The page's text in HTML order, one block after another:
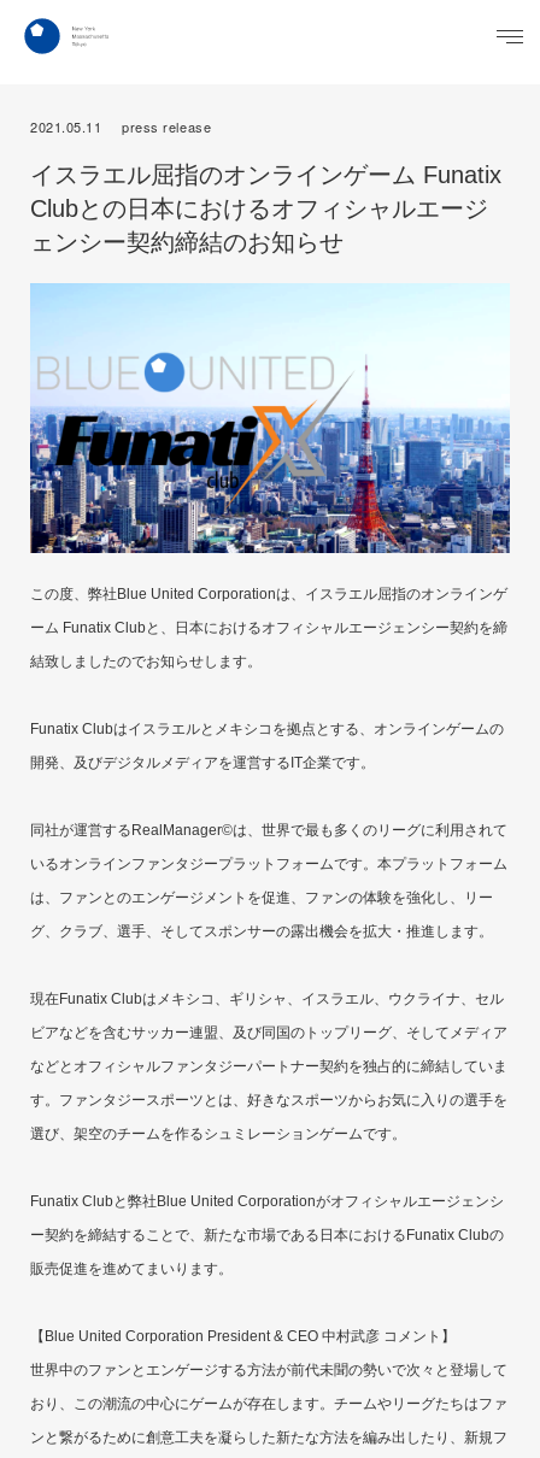
2021.05.11 press release
イスラエル屈指のオンラインゲーム Funatix
Clubとの日本におけるオフィシャルエージ
ェンシー契約締結のお知らせ
この度、弊社Blue United Corporationは、イスラエル屈指のオンラインゲ
ーム Funatix Clubと、日本におけるオフィシャルエージェンシー契約を締
結致しましたのでお知らせします。
Funatix Clubはイスラエルとメキシコを拠点とする、オンラインゲームの
開発、及びデジタルメディアを運営するIT企業です。
同社が運営するRealManager©は、世界で最も多くのリーグに利用されて
いるオンラインファンタジープラットフォームです。本プラットフォーム
は、ファンとのエンゲージメントを促進、ファンの体験を強化し、リー
グ、クラブ、選手、そしてスポンサーの露出機会を拡大・推進します。
現在Funatix Clubはメキシコ、ギリシャ、イスラエル、ウクライナ、セル
ビアなどを含むサッカー連盟、及び同国のトップリーグ、そしてメディア
などとオフィシャルファンタジーパートナー契約を独占的に締結していま
す。ファンタジースポーツとは、好きなスポーツからお気に入りの選手を
選び、架空のチームを作るシュミレーションゲームです。
Funatix Clubと弊社Blue United Corporationがオフィシャルエージェンシ
ー契約を締結することで、新たな市場である日本におけるFunatix Clubの
販売促進を進めてまいります。
【Blue United Corporation President & CEO 中村武彦 コメント】
世界中のファンとエンゲージする方法が前代未聞の勢いで次々と登場して
おり、この潮流の中心にゲームが存在します。チームやリーグたちはファ
ンと繋がるために創意工夫を凝らした新たな方法を編み出したり、新規フ